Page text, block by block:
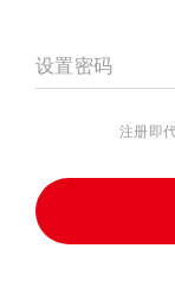
设置密码
注册即